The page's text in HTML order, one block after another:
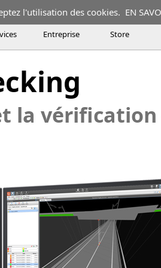
Entreprise Store
l'information des modèles du
de modèles du territoire et des
la vérification
l'utilisation des cookies. EN